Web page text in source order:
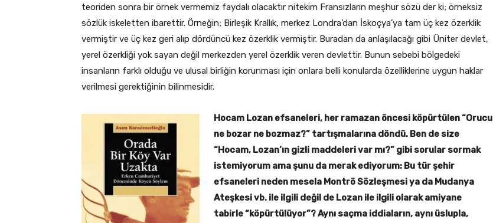
teoriden sonra bir örnek vermemiz faydalı olacaktır nitekim Fransızların meşhur sözü der ki; örneksiz
sözlük iskeletten ibarettir. Örneğin; Birleşik Krallık, merkez Londra’dan İskoçya’ya tam üç kez özerklik
vermiştir ve üç kez geri alıp dördüncü kez özerklik vermiştir. Buradan da anlaşılacağı gibi Üniter devlet,
yerel özerkliği yok sayan değil merkezden yerel özerklik veren devlettir. Bunun sebebi bölgedeki
insanların farklı olduğu ve ulusal birliğin korunması için onlara belli konularda özelliklerine uygun haklar
verilmesi gerektiğinin bilinmesidir.
Hocam Lozan efsaneleri, her ramazan öncesi köpürtülen “Orucu
ne bozar ne bozmaz?” tartışmalarına döndü. Ben de size
“Hocam, Lozan’ın gizli maddeleri var mı?” gibi sorular sormak
istemiyorum ama şunu da merak ediyorum: Bu tür şehir
efsaneleri neden mesela Montrö Sözleşmesi ya da Mudanya
Ateşkesi vb. ile ilgili değil de Lozan ile ilgili olarak amiyane
tabirle “köpürtülüyor”? Aynı saçma iddiaların, aynı üslupla,